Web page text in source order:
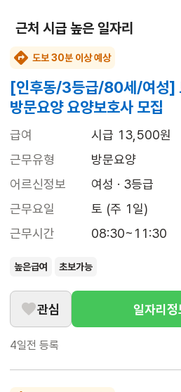
근처 시급 높은 일자리
도보 30분 이상 예상
[인후동/3등급/80세/여성]
방문요양 요양보호사 모집
급여
시급 13,500원
근무유형
방문요양
어르신정보
여성 · 3등급
근무요일
토 (주 1일)
근무시간
08:30~11:30
높은급여 초보가능
관심 일자리
4일전 등록